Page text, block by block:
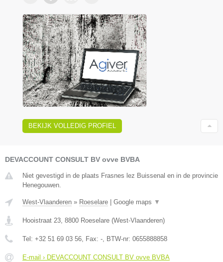
BEKIJK VOLLEDIG PROFIEL
DEVACCOUNT CONSULT BV ovve BVBA
Niet gevestigd in de plaats Frasnes lez Buissenal en in de provincie
Henegouwen.
West-Vlaanderen » Roeselare Google maps ▼
Hooistraat 23, 8800 Roeselare (West-Vlaanderen)
Tel: +32 51 69 03 56, Fax: -, BTW-nr: 0655888858
E-mail › DEVACCOUNT CONSULT BV ovve BVBA